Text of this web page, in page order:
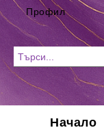
Профил
Начало